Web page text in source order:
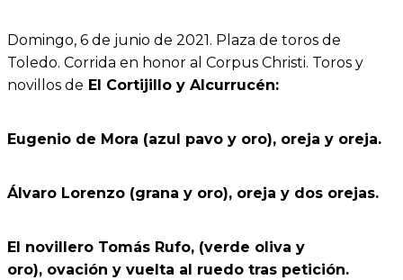
Domingo, 6 de junio de 2021. Plaza de toros de
Toledo. Corrida en honor al Corpus Christi. Toros y
novillos de El Cortijillo y Alcurrucén:
Eugenio de Mora (azul pavo y oro), oreja y oreja.
Álvaro Lorenzo (grana y oro), oreja y dos orejas.
El novillero Tomás Rufo, (verde oliva y
oro), ovación y vuelta al ruedo tras petición.